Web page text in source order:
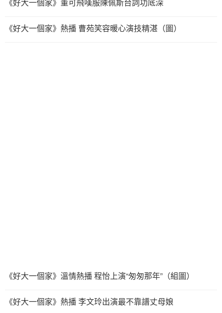
《好大一個家》熱播 曹苑笑容暖心演技精湛（圖）
《好大一個家》溫情熱播 程怡上演“匆匆那年”（組圖）
《好大一個家》熱播 李文玲出演最不靠譜丈母娘